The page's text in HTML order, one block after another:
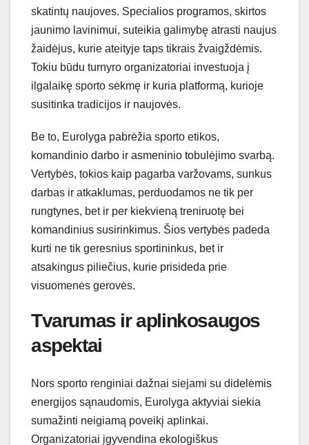
skatintų naujoves. Specialios programos, skirtos
jaunimo lavinimui, suteikia galimybę atrasti naujus
žaidėjus, kurie ateityje taps tikrais žvaigždėmis.
Tokiu būdu turnyro organizatoriai investuoja į
ilgalaikę sporto sėkmę ir kuria platformą, kurioje
susitinka tradicijos ir naujovės.
Be to, Eurolyga pabrėžia sporto etikos,
komandinio darbo ir asmeninio tobulėjimo svarbą.
Vertybės, tokios kaip pagarba varžovams, sunkus
darbas ir atkaklumas, perduodamos ne tik per
rungtynes, bet ir per kiekvieną treniruotę bei
komandinius susirinkimus. Šios vertybės padeda
kurti ne tik geresnius sportininkus, bet ir
atsakingus piliečius, kurie prisideda prie
visuomenės gerovės.
Tvarumas ir aplinkosaugos
aspektai
Nors sporto renginiai dažnai siejami su didelėmis
energijos sąnaudomis, Eurolyga aktyviai siekia
sumažinti neigiamą poveikį aplinkai.
Organizatoriai įgyvendina ekologiškus